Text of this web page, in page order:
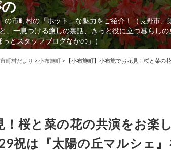
市町村の「ホット」な魅力をご紹介！（長野市
」一息つける癒しの裏話、きっと役に立つ暮らし
とスタッフブログながの」）
市町村だより >小布施町 > 【小布施町】小布施でお花見！桜と菜の
！桜と菜の花の共演をお楽
祝は『太陽の丘マルシェ』